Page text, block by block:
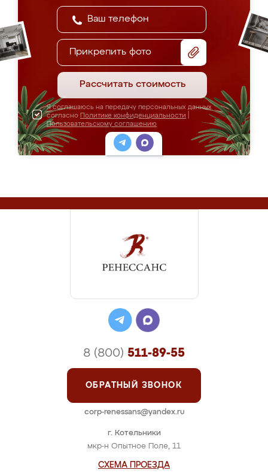
Прикрепить фото
Рассчитать стоимость
Я соглашаюсь на передачу персональных данных
согласно Политике конфиденциальности
Пользовательскому соглашению
г. Котельники
мкр-н Опытное Поле, 11
СХЕМА ПРОЕЗДА
8 (800) 511-89-55
ОБРАТНЫЙ ЗВОНОК
corp-renessans@yandex.ru